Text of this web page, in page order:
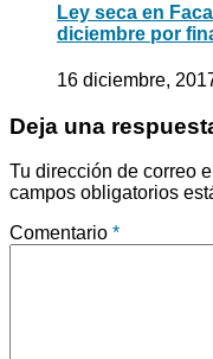
Ley seca en
diciembre por
16 diciembre,
Deja una
Tu dirección de correo
campos obligatorios
Comentario *